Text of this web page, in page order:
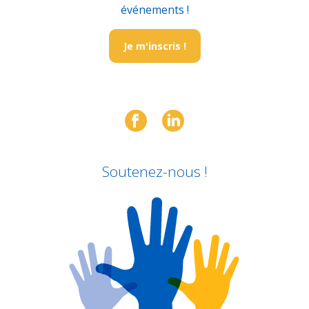
événements !
Je m'inscris !
Soutenez-nous !